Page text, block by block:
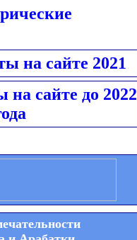
на сайте 2021
на сайте до 2022